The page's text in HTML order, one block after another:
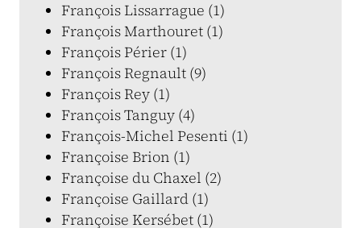
François Lissarrague (1)
François Marthouret (1)
François Périer (1)
François Regnault (9)
François Rey (1)
François Tanguy (4)
François-Michel Pesenti (1)
Françoise Brion (1)
Françoise du Chaxel (2)
Françoise Gaillard (1)
Françoise Kersébet (1)